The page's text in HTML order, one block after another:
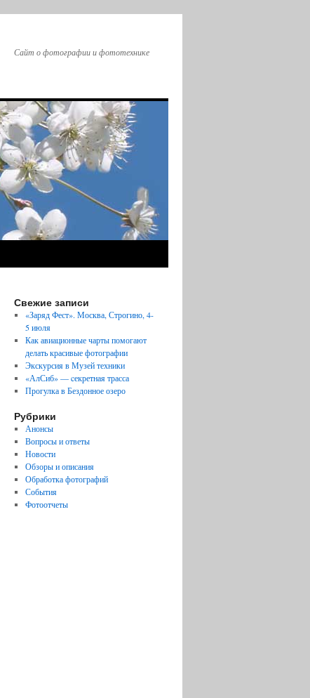
Сайт о фотографии и фототехнике
Свежие записи
«Заряд Фест». Москва, Строгино, 4-
5 июля
Как авиационные чарты помогают
делать красивые фотографии
Экскурсия в Музей техники
«АлСиб» — cекретная трасса
Прогулка в Бездонное озеро
Рубрики
Анонсы
Вопросы и ответы
Новости
Обзоры и описания
Обработка фотографий
События
Фотоотчеты